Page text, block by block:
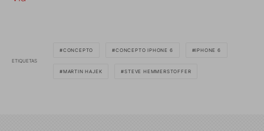
ETIQUETAS
CONCEPTO CONCEPTO IPHONE 6 IPHONE 6
MARTIN HAJEK STEVE HEMMERSTOFFER